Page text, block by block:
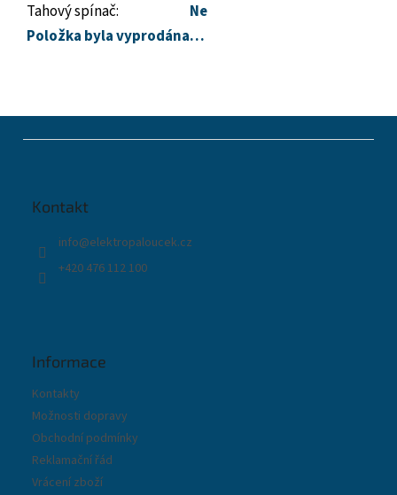
Tahový spínač:
Ne
Položka byla vyprodána…
Kontakt
info@elektropaloucek.cz
+420 476 112 100
Informace
Kontakty
Možnosti dopravy
Obchodní podmínky
Reklamační řád
Vrácení zboží